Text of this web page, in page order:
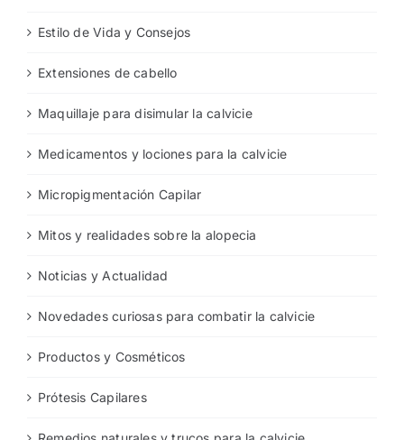
Estilo de Vida y Consejos
Extensiones de cabello
Maquillaje para disimular la calvicie
Medicamentos y lociones para la calvicie
Micropigmentación Capilar
Mitos y realidades sobre la alopecia
Noticias y Actualidad
Novedades curiosas para combatir la calvicie
Productos y Cosméticos
Prótesis Capilares